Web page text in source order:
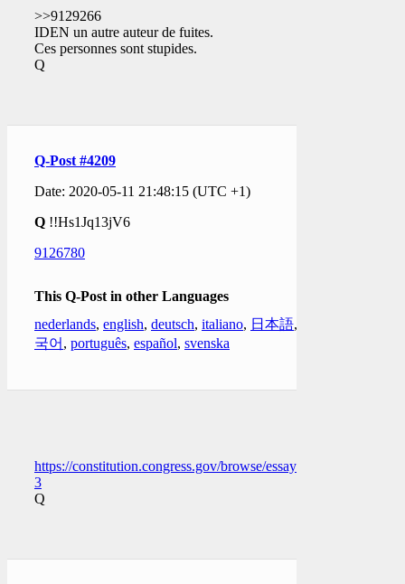
>>9129266
IDEN un autre auteur de fuites.
Ces personnes sont stupides.
Q
Q-Post #4209
Date: 2020-05-11 21:48:15 (UTC +1)
Q !!Hs1Jq13jV6
9126780
This Q-Post in other Languages
nederlands, english, deutsch, italiano, 日本語,
국어 , português, español, svenska
https://constitution.congress.gov/browse/essay/artI_S6_C1_1_2/
3
Q